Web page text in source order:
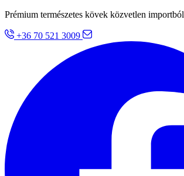
Prémium természetes kövek közvetlen importból
+36 70 521 3009